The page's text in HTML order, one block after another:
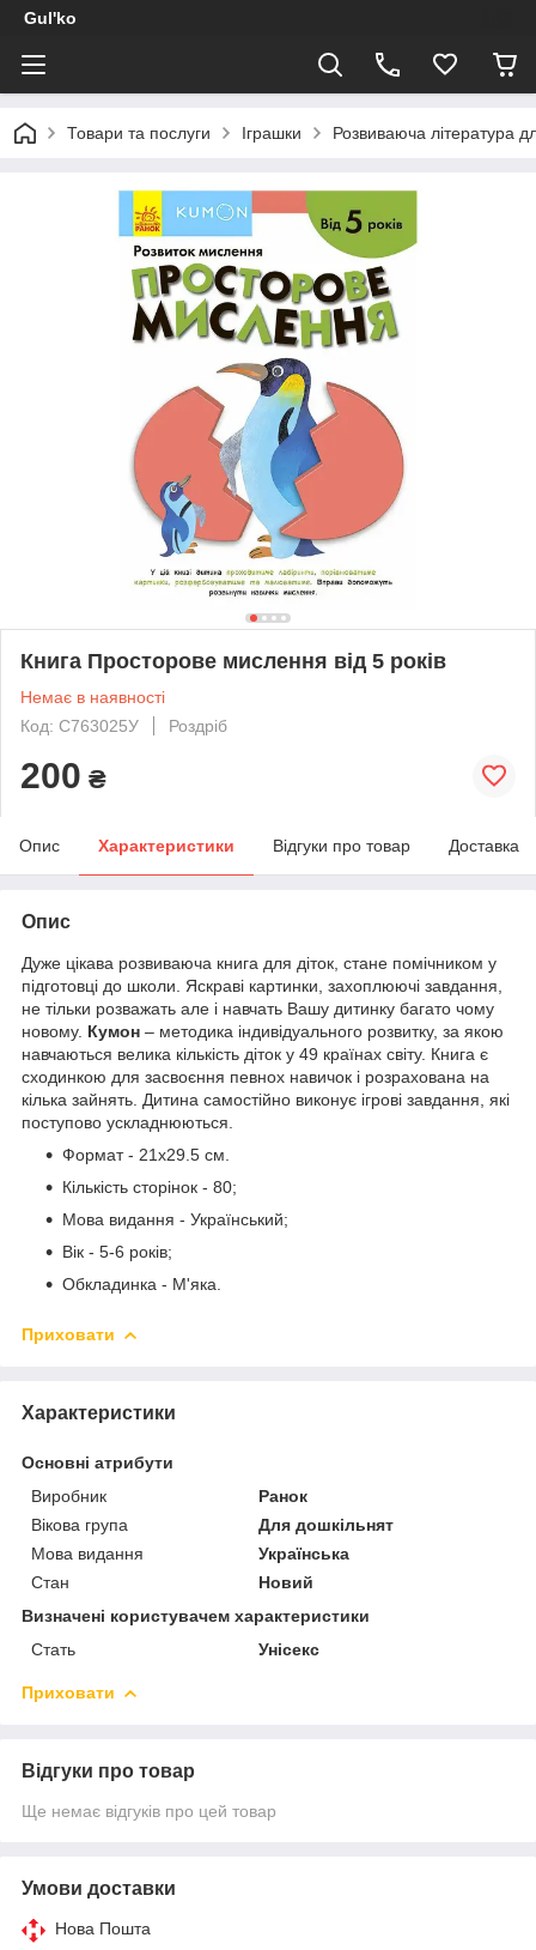
Gul'ko
Товари та послуги Іграшки Розвиваюча література
Книга Просторове мислення від 5 років
Немає в наявності
Код: С763025У
Роздріб
200 ₴
Опис Характеристики Відгуки про товар Доставка
Опис
Дуже цікава розвиваюча книга для діток, стане помічником у
підготовці до школи. Яскраві картинки, захоплюючі завдання,
не тільки розважать але і навчать Вашу дитинку багато чому
новому. Кумон – методика індивідуального розвитку, за якою
навчаються велика кількість діток у 49 країнах світу. Книга є
сходинкою для засвоєння певнох навичок і розрахована на
кілька зайнять. Дитина самостійно виконує ігрові завдання, які
поступово ускладнюються.
Формат - 21х29.5 см.
Кількість сторінок - 80;
Мова видання - Український;
Вік - 5-6 років;
Обкладинка - М'яка.
Приховати
Характеристики
Основні атрибути
Виробник
Ранок
Вікова група
Для дошкільнят
Мова видання
Українська
Стан
Новий
Визначені користувачем характеристики
Стать
Унісекс
Приховати
Відгуки про товар
Ще немає відгуків про цей товар
Умови доставки
Нова Пошта